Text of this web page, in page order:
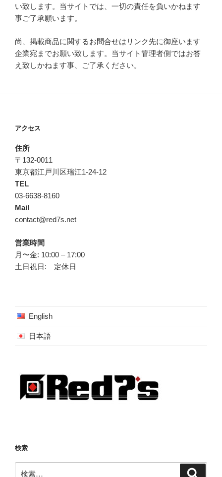
い致します。当サイトでは、一切の責任を負いかねます
事ご了承願います。
尚、掲載商品に関するお問合せはリンク先に御座います
企業宛までお願い致します。当サイト管理者側ではお答
え致しかねます事、ご了承ください。
アクセス
住所
〒132-0011
東京都江戸川区瑞江1-24-12
TEL
03-6638-8160
Mail
contact@red7s.net
営業時間
月〜金: 10:00 – 17:00
土日祝日: 定休日
English
日本語
検索